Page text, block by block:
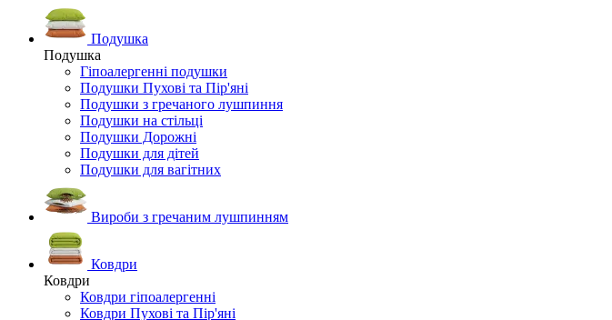
Подушка
Подушка
Гіпоалергенні подушки
Подушки Пухові та Пір'яні
Подушки з гречаного лушпиння
Подушки на стільці
Подушки Дорожні
Подушки для дітей
Подушки для вагітних
Вироби з гречаним лушпинням
Ковдри
Ковдри
Ковдри гіпоалергенні
Ковдри Пухові та Пір'яні